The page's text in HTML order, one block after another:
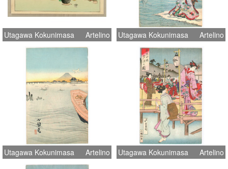
Utagawa Kokunimasa Artelino Utagawa Kokunimasa Artelino
Utagawa Kokunimasa Artelino Utagawa Kokunimasa Artelino